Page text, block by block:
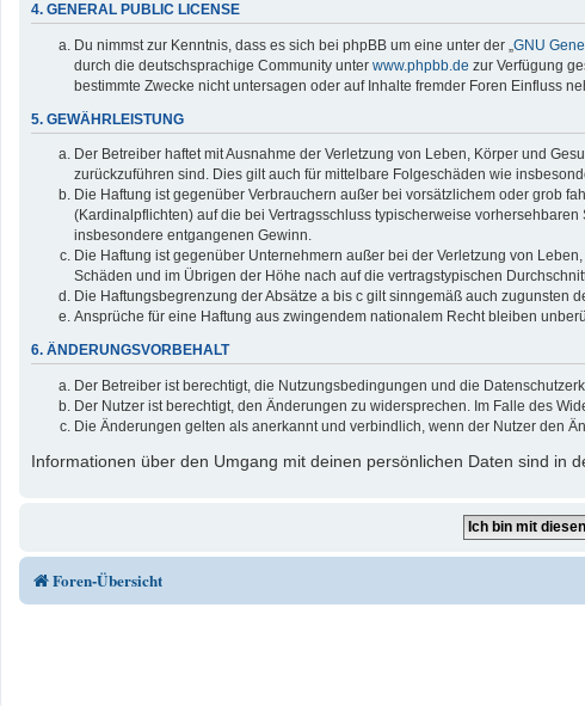
4. GENERAL PUBLIC LICENSE
Du nimmst zur Kenntnis, dass es sich bei phpBB um eine unter der „ GNU
durch die deutschsprachige Community unter www.phpbb.de zur Verfügung
bestimmte Zwecke nicht untersagen oder auf Inhalte fremder Foren Einfluss
5. GEWÄHRLEISTUNG
Der Betreiber haftet mit Ausnahme der Verletzung von Leben, Körper und
zurückzuführen sind. Dies gilt auch für mittelbare Folgeschäden wie
Die Haftung ist gegenüber Verbrauchern außer bei vorsätzlichem oder grob
(Kardinalpflichten) auf die bei Vertragsschluss typischerweise
insbesondere entgangenen Gewinn.
Die Haftung ist gegenüber Unternehmern außer bei der Verletzung von
Schäden und im Übrigen der Höhe nach auf die vertragstypischen
Die Haftungsbegrenzung der Absätze a bis c gilt sinngemäß auch zugunsten
Ansprüche für eine Haftung aus zwingendem nationalem Recht bleiben
6. ÄNDERUNGSVORBEHALT
Der Betreiber ist berechtigt, die Nutzungsbedingungen und die
Der Nutzer ist berechtigt, den Änderungen zu widersprechen. Im Falle des
Die Änderungen gelten als anerkannt und verbindlich, wenn der Nutzer den
Informationen über den Umgang mit deinen persönlichen Daten sind in
Foren-Übersicht